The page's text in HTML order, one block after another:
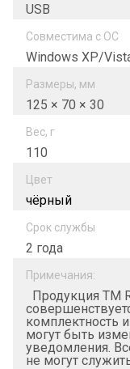
USB
Совместима с ОС
Windows XP/
Размеры, мм
125 × 70 × 30
Вес, г
110
Цвет
чёрный
Срок службы
2 года
Примечания:
Продукция ТМ
комплектность
могут быть
уведомления.
не могут